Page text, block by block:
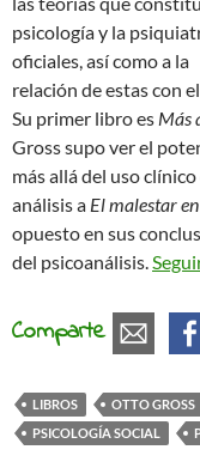
psicología y la
oficiales, así como a la
relación de estas con
Su primer libro es Más
Gross supo ver el
más allá del uso
análisis a El malestar
opuesto en sus
del psicoanálisis.
Comparte
LIBROS OTTO GROSS
PSICOLOGÍA SOCIAL